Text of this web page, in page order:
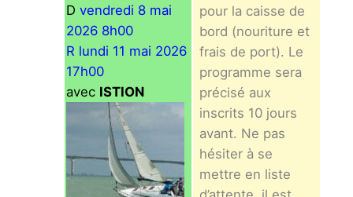
D vendredi 8 mai
2026 8h00
R lundi 11 mai 2026
17h00
avec ISTION
pour la caisse de
bord (nouriture et
frais de port). Le
programme sera
précisé aux
inscrits 10 jours
avant. Ne pas
hésiter à se
mettre en liste